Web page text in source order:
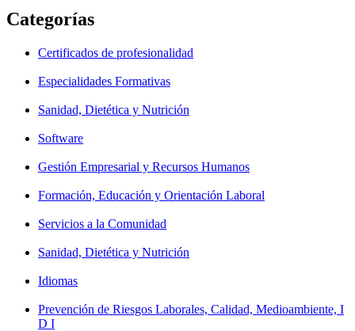
Categorías
Certificados de profesionalidad
Especialidades Formativas
Sanidad, Dietética y Nutrición
Software
Gestión Empresarial y Recursos Humanos
Formación, Educación y Orientación Laboral
Servicios a la Comunidad
Sanidad, Dietética y Nutrición
Idiomas
Prevención de Riesgos Laborales, Calidad, Medioambiente, I
D I